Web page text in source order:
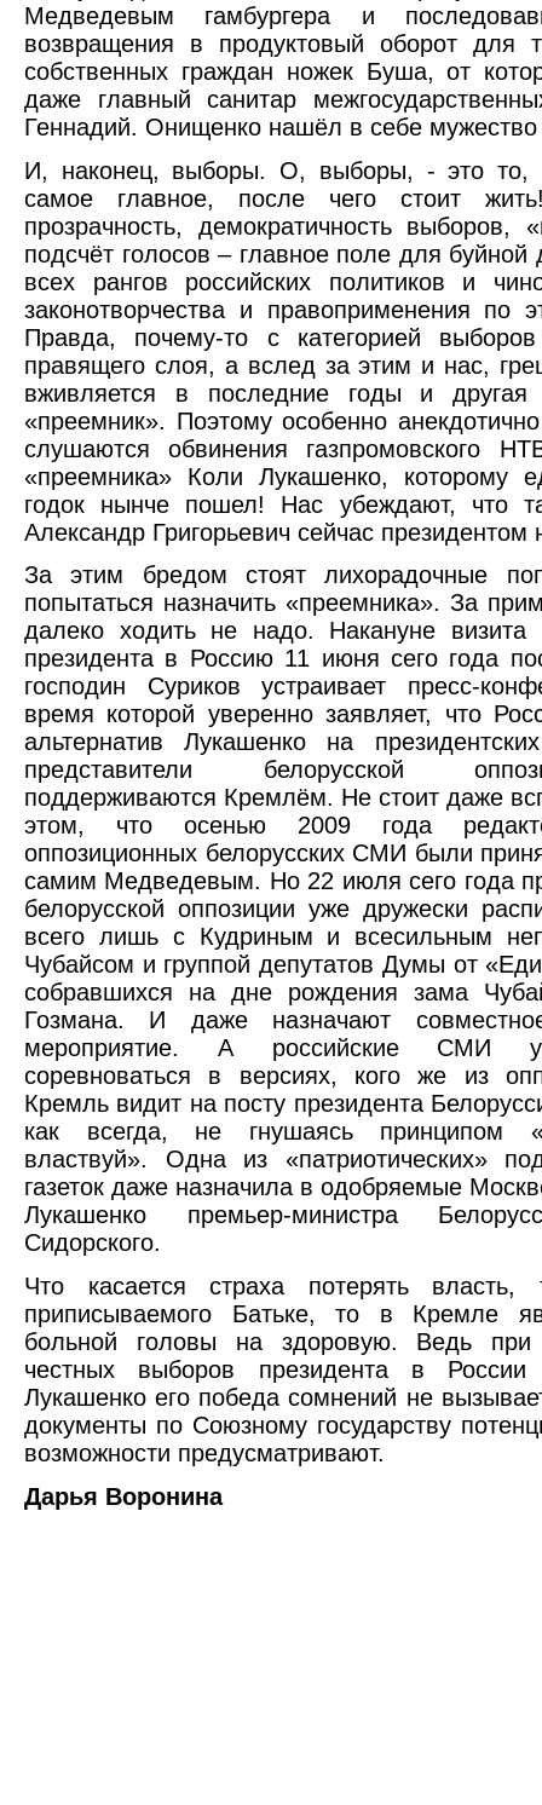
Медведевым гамбургера и
возвращения в продуктовый оборот для
собственных граждан ножек Буша, от
даже главный санитар
Геннадий. Онищенко нашёл в себе мужество
И, наконец, выборы. О, выборы, - это то,
самое главное, после чего стоит
прозрачность, демократичность выборов,
подсчёт голосов – главное поле для буйной
всех рангов российских политиков и
законотворчества и правоприменения по
Правда, почему-то с категорией
правящего слоя, а вслед за этим и нас,
вживляется в последние годы и другая
«преемник». Поэтому особенно
слушаются обвинения газпромовского
«преемника» Коли Лукашенко, которому
годок нынче пошел! Нас убеждают, что
Александр Григорьевич сейчас президентом
За этим бредом стоят лихорадочные
попытаться назначить «преемника». За
далеко ходить не надо. Накануне визита
президента в Россию 11 июня сего года
господин Суриков устраивает пресс-
время которой уверенно заявляет, что
альтернатив Лукашенко на
представители белорусской
поддерживаются Кремлём. Не стоит даже
этом, что осенью 2009 года
оппозиционных белорусских СМИ были
самим Медведевым. Но 22 июля сего года
белорусской оппозиции уже дружески
всего лишь с Кудриным и всесильным
Чубайсом и группой депутатов Думы от
собравшихся на дне рождения зама
Гозмана. И даже назначают
мероприятие. А российские СМИ
соревноваться в версиях, кого же из
Кремль видит на посту президента
как всегда, не гнушаясь принципом
властвуй». Одна из «патриотических»
газеток даже назначила в одобряемые
Лукашенко премьер-министра
Сидорского.
Что касается страха потерять власть,
приписываемого Батьке, то в Кремле
больной головы на здоровую. Ведь при
честных выборов президента в
Лукашенко его победа сомнений не
документы по Союзному государству
возможности предусматривают.
Дарья Воронина